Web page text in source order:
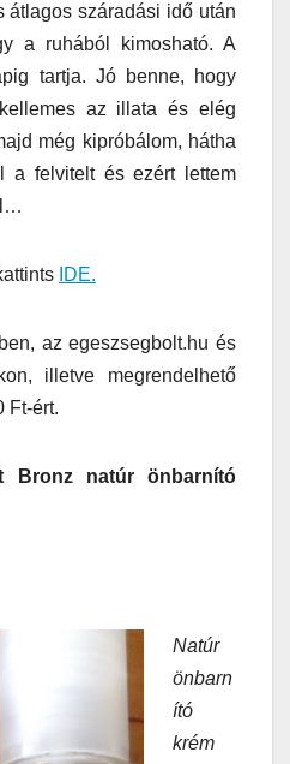
átlagos száradási idő után
a ruhából kimosható. A
tartja. Jó benne, hogy
az illata és elég
még kipróbálom, hátha
a felvitelt és ezért lettem
IDE.
az egeszsegbolt.hu és
illetve megrendelhető
Ft-ért.
Bronz natúr önbarnító
Natúr
önbarn
ító
krém